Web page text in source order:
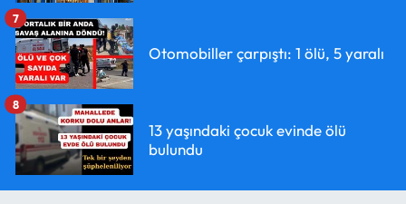
Otomobiller çarpıştı: 1 ölü, 5 yaralı
7
13 yaşındaki çocuk evinde ölü
bulundu
8